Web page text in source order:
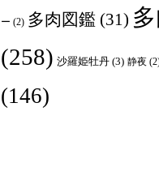
ー (2) 多肉図鑑 (31)
(258) 沙羅姫牡丹 (3) 静夜
(146)